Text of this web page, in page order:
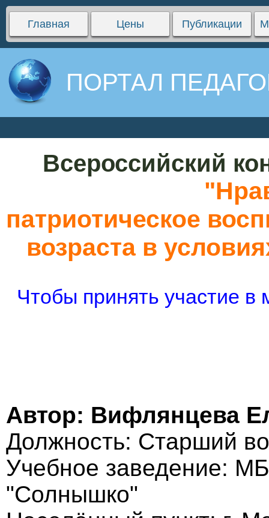
Главная Цены Публикации
ПОРТАЛ
Всероссийский
патриотическое
возраста в
Чтобы принять участие
Автор: Вифлянцева
Должность: Старший
Учебное заведение:
"Солнышко"